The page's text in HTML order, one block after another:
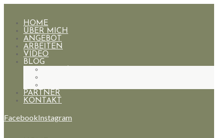
HOME
ÜBER MICH
ANGEBOT
ARBEITEN
VIDEO
BLOG
PARTNER
KONTAKT
FacebookInstagram